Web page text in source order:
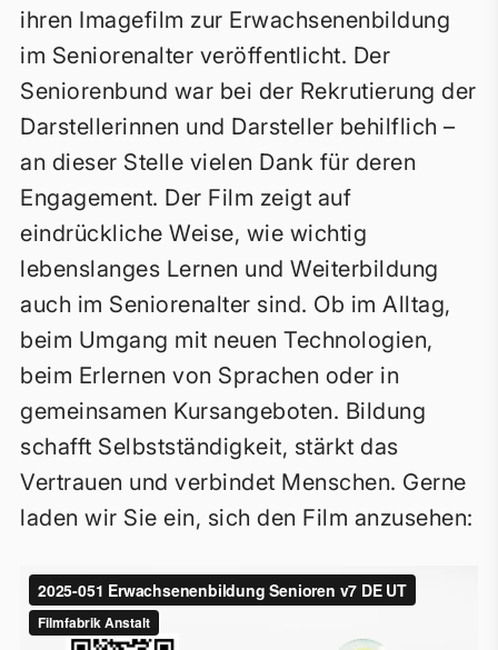
ihren Imagefilm zur Erwachsenenbildung
im Seniorenalter veröffentlicht. Der
Seniorenbund war bei der Rekrutierung der
Darstellerinnen und Darsteller behilflich –
an dieser Stelle vielen Dank für deren
Engagement. Der Film zeigt auf
eindrückliche Weise, wie wichtig
lebenslanges Lernen und Weiterbildung
auch im Seniorenalter sind. Ob im Alltag,
beim Umgang mit neuen Technologien,
beim Erlernen von Sprachen oder in
gemeinsamen Kursangeboten. Bildung
schafft Selbstständigkeit, stärkt das
Vertrauen und verbindet Menschen. Gerne
laden wir Sie ein, sich den Film anzusehen: